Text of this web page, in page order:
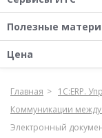
Полезные
Цена
Главная 1С:ERP.
Коммуникации
Электронный